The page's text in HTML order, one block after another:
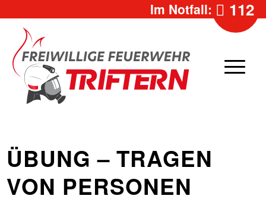
Im Notfall: 112
ÜBUNG – TRAGEN
VON PERSONEN